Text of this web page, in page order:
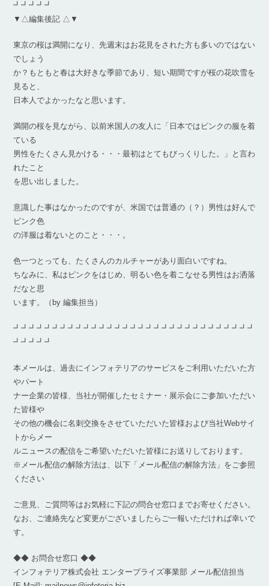
┛┛┛┛┛
▼△編集後記 △▼
東京の桜は満開になり、先週末はお花見をされた方も多いのではない
でしょう
か？もともと春は大好きな季節であり、短い期間ですが桜の花吹雪を
見ると、
日本人でよかったなと思います。
満開の桜を見ながら、以前米国人の友人に「日本ではピンクの服を着
ている
男性をたくさん見かける・・・最初はとてもびっくりした。」と言わ
れたこと
を思い出しました。
意識した事はなかったのですが、米国では普通の（？）男性は好んで
ピンク色
の洋服は着ないとのこと・・・。
色一つとっても、たくさんのカルチャーがあり面白いですね。
ちなみに、私はピンクをはじめ、明るい色を着こなせる男性はお洒落
だなと思
います。（by 編集担当）
┛┛┛┛┛┛┛┛┛┛┛┛┛┛┛┛┛┛┛┛┛┛┛┛┛┛┛┛┛┛┛
┛┛┛┛┛
本メールは、過去にインフォテリアのサービスをご利用いただいた方
やパート
ナー企業の皆様、当社が開催したセミナー・展示会にご参加いただい
た皆様や
その他の機会に名刺交換をさせていただいた皆様および当社Webサイ
トからメー
ルニュースの配信をご希望いただいた皆様にお送りしております。
※メール配信の解除方法は、以下「メール配信の解除方法」をご参照
ください
ご意見、ご質問等はお気軽に下記の問合せ窓口までお寄せください。
なお、ご連絡先など変更がございましたらご一報いただければ幸いで
す。
◆◆ お問合せ窓口 ◆◆
インフォテリア株式会社 エンタープライズ事業部 メール配信担当